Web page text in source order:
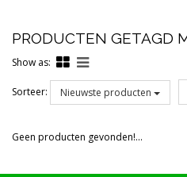
PRODUCTEN GETAGD
Show as:
Sorteer: Nieuwste producten
Prijs
Geen producten gevonden!...